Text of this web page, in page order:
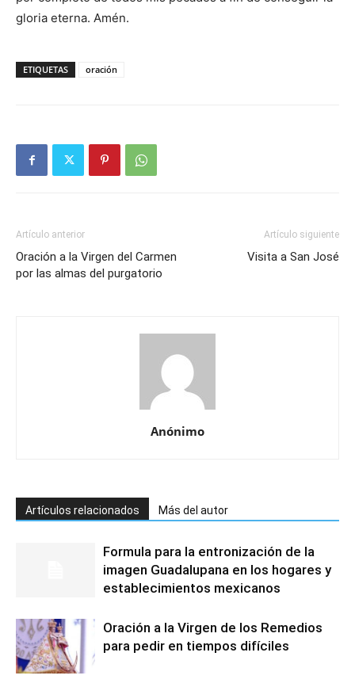
gloria eterna. Amén.
ETIQUETAS oración
Artículo anterior
Oración a la Virgen del Carmen
por las almas del purgatorio
Artículo siguiente
Visita a San José
Anónimo
Artículos relacionados Más del autor
Formula para la entronización de la
imagen Guadalupana en los hogares y
establecimientos mexicanos
Oración a la Virgen de los Remedios
para pedir en tiempos difíciles